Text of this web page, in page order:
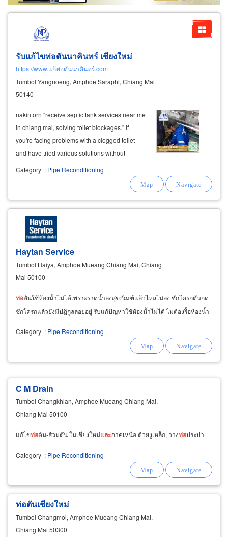
รับแก้ไขท่อตันนาคินทร์ เชียงใหม่
https://www.แก้ท่อตันนาคินทร์.com
Tumbol Yangnoeng, Amphoe Saraphi, Chiang Mai
50140
nakintorn "receive septic tank services near me
in chiang mai, solving toilet blockages." if
you're facing problems with a clogged toilet
and have tried various solutions without
Category : Pipe Reconditioning
Haytan Service
Tumbol Haiya, Amphoe Mueang Chiang Mai, Chiang
Mai 50100
ท่อตันใช้ห้องน้ำไม่ได้เพราะราดน้ำลงสุขภัณฑ์แล้วไหลไม่ลง ชักโครกตันกด
ชักโครกแล้วยังมีปฏิกูลลอยอยู่ รับแก้ปัญหาใช้ห้องน้ำไม่ได้ ไม่ต้องรื้อห้องน้ำ
Category : Pipe Reconditioning
C M Drain
Tumbol Changkhlan, Amphoe Mueang Chiang Mai,
Chiang Mai 50100
แก้ไขท่อตัน-ส้วมตัน ในเชียงใหม่และภาคเหนือ ด้วยงูเหล็ก, วางท่อประปา
Category : Pipe Reconditioning
ท่อตันเชียงใหม่
Tumbol Changmoi, Amphoe Mueang Chiang Mai,
Chiang Mai 50300